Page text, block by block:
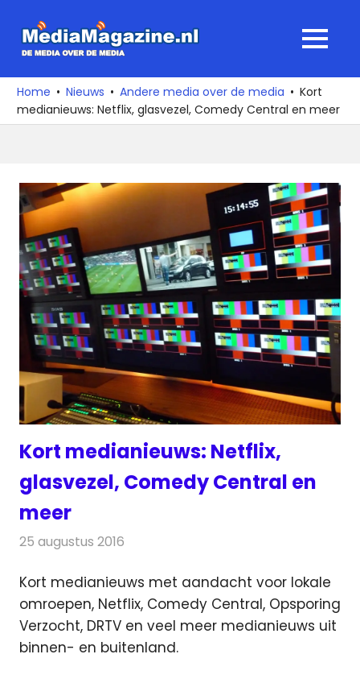
naar
media
over
de
MENU
Home Nieuws Andere media over de media
Kort
medianieuws: Netflix, glasvezel, Comedy Central en meer
Kort medianieuws: Netflix,
glasvezel, Comedy Central en
meer
25 augustus 2016
Kort medianieuws met aandacht voor lokale
omroepen, Netflix, Comedy Central, Opsporing
Verzocht, DRTV en veel meer medianieuws uit
binnen- en buitenland.